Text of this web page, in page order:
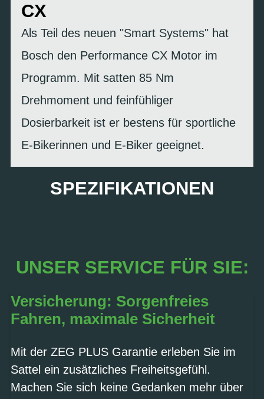
CX
Als Teil des neuen "Smart Systems" hat
Bosch den Performance CX Motor im
Programm. Mit satten 85 Nm
Drehmoment und feinfühliger
Dosierbarkeit ist er bestens für sportliche
E-Bikerinnen und E-Biker geeignet.
SPEZIFIKATIONEN
UNSER SERVICE FÜR SIE:
Versicherung: Sorgenfreies
Fahren, maximale Sicherheit
Mit der ZEG PLUS Garantie erleben Sie im
Sattel ein zusätzliches Freiheitsgefühl.
Machen Sie sich keine Gedanken mehr über